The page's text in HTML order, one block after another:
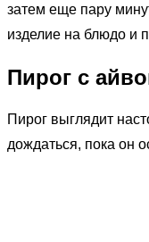
затем еще пару
изделие на блюдо и
Пирог с
Пирог выглядит
дождаться, пока он